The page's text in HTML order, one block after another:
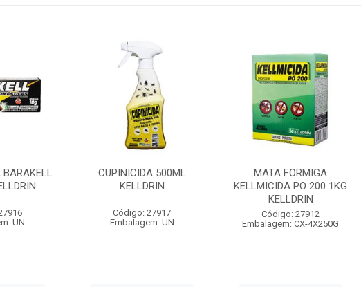
UN
CUPINICIDA 500ML
KELLDRIN
Código: 27917
Embalagem: UN
MATA FORMIGA
KELLMICIDA PO 200 1KG
KELLDRIN
Código: 27912
Embalagem: CX-4X250G